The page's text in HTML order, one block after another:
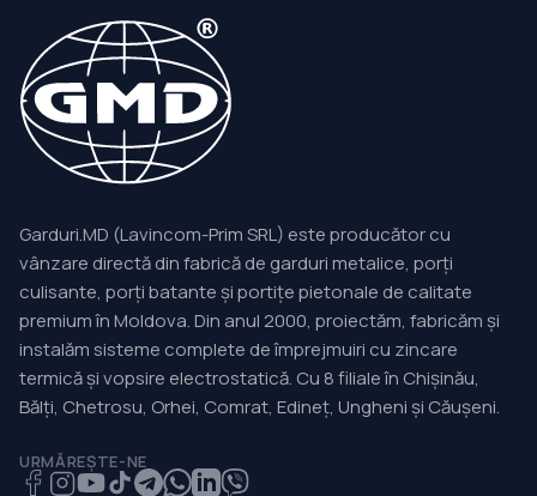
Garduri.MD (Lavincom-Prim SRL) este producător cu
vânzare directă din fabrică de garduri metalice, porți
culisante, porți batante și portițe pietonale de calitate
premium în Moldova. Din anul 2000, proiectăm, fabricăm și
instalăm sisteme complete de împrejmuiri cu zincare
termică și vopsire electrostatică. Cu 8 filiale în Chișinău,
Bălți, Chetrosu, Orhei, Comrat, Edineț, Ungheni și Căușeni.
URMĂREȘTE-NE